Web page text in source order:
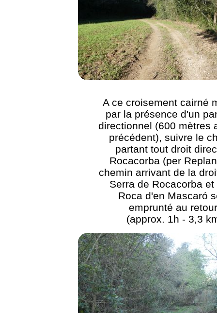
A ce croisement cairné
par la présence d'un
directionnel (600 mètres
précédent), suivre le
partant tout droit
Rocacorba (per
chemin arrivant de la
Serra de Rocacorba et
Roca d'en Mascaró
emprunté au
(approx. 1h - 3,3